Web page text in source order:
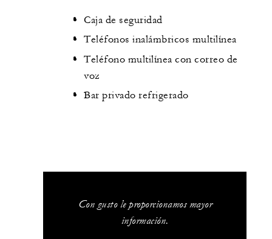
Caja de seguridad
Teléfonos inalámbricos multilínea
Teléfono multilínea con correo de
voz
Bar privado refrigerado
Con gusto le proporcionamos mayor
información.